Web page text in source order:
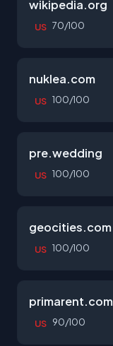
wikipedia.org
US 70/100
nuklea.com
US 100/100
pre.wedding
US 100/100
geocities.com
US 100/100
primarent.com
US 90/100